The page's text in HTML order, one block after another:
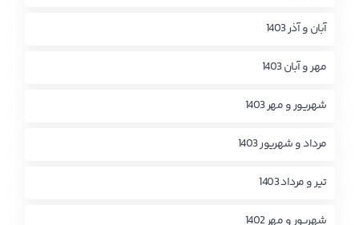
آبان و آذر 1403
مهر و آبان 1403
شهریور و مهر 1403
مرداد و شهریور 1403
تیر و مرداد 1403
شهریور و مهر 1402